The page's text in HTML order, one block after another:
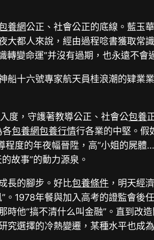
養網公正、社會公正的底線。藍玉
都人來說，經由過程唸書獲取常
變命運”并沒有過期，也永遠不會
船十六號專家航天員桂浪潮的肄業
度，守護著教導公正、社會公包養
各包養網包養行情行各業的中堅。假
程度的年夜幅晉陞，高“小姐的屍
故事”的動力源泉。
長的腳步。好比包養條件 ，明天經
。1978年餐與加入高考的證監會後
時他“搞不清什么叫金融”。直到改
選擇的冷熱變遷，某種水平也成